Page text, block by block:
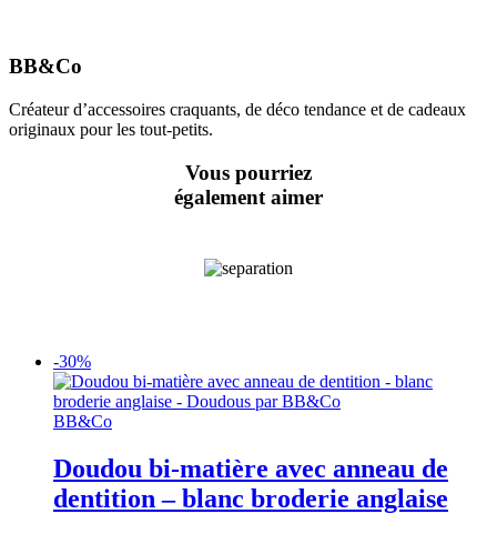
BB&Co
Créateur d’accessoires craquants, de déco tendance et de cadeaux
originaux pour les tout-petits.
Vous pourriez
également aimer
-30%
BB&Co
Doudou bi-matière avec anneau de
dentition – blanc broderie anglaise